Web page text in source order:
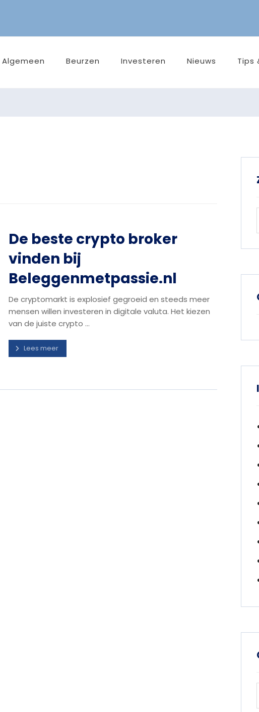
Algemeen Beurzen Investeren Nieuws Tips
De beste crypto broker
vinden bij
Beleggenmetpassie.nl
De cryptomarkt is explosief gegroeid en steeds meer
mensen willen investeren in digitale valuta. Het kiezen
van de juiste crypto ...
Lees meer